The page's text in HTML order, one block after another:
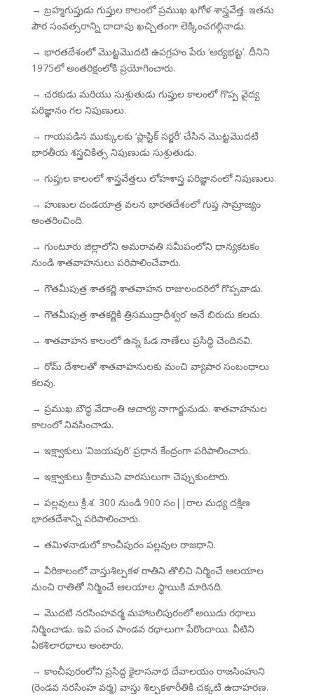
→ బ్రహ్మగుప్తుడు గుప్తుల కాలంలో ప్రముఖ ఖగోళ శాస్త్రవేత్త. ఇతను
పౌర సంవత్సరాన్ని దాదాపు ఖచ్చితంగా లెక్కించగల్గినాడు.
→ భారతదేశంలో మొట్టమొదటి ఉపగ్రహం పేరు ‘ఆర్యభట్ట’. దీనిని
1975లో అంతరిక్షంలోకి ప్రయోగించారు.
→ చరకుడు మరియు సుశ్రుతుడు గుప్తుల కాలంలో గొప్ప వైద్య
పరిజ్ఞానం గల నిపుణులు.
→ గాయపడిన ముక్కులకు ‘ప్లాస్టిక్ సర్జరీ’ చేసిన మొట్టమొదటి
భారతీయ శస్త్రచికిత్స నిపుణుడు సుశ్రుతుడు.
→ గుప్తుల కాలంలో శాస్త్రవేత్తలు లోహశాస్త్ర పరిజ్ఞానంలో నిపుణులు.
→ హుణుల దండయాత్ర వలన భారతదేశంలో గుప్త సామ్రాజ్యం
అంతరించింది.
→ గుంటూరు జిల్లాలోని అమరావతి సమీపంలోని ధాన్యకటకం
నుండి శాతవాహనులు పరిపాలించేవారు.
→ గౌతమీపుత్ర శాతకర్ణి శాతవాహన రాజులందరిలో గొప్పవాడు.
→ గౌతమీపుత్ర శాతకర్ణికి త్రిసముద్రాధీశ్వర’ అనే బిరుదు కలదు.
→ శాతవాహన కాలంలో ఉన్న ఓడ నాణేలు ప్రసిద్ధి చెందినవి.
→ రోమ్ దేశాలతో శాతవాహనులకు మంచి వ్యాపార సంబంధాలు
కలవు.
→ ప్రముఖ బౌద్ధ వేదాంతి ఆచార్య నాగార్జునుడు. శాతవాహనుల
కాలంలో నివసించాడు.
→ ఇక్ష్వాకులు ‘విజయపురి’ ప్రధాన కేంద్రంగా పరిపాలించారు.
→ ఇక్ష్వాకులు శ్రీరాముని వారసులుగా చెప్పుకుంటారు.
→ పల్లవులు క్రీ.శ. 300 నుండి 900 సం||రాల మధ్య దక్షిణ
భారతదేశాన్ని పరిపాలించారు.
→ తమిళనాడులో కాంచీపురం పల్లవుల రాజధాని.
→ వీరికాలంలో వాస్తుశిల్పకళ రాతిని తొలిచి నిర్మించే ఆలయాల
నుంచి రాతితో నిర్మించే ఆలయాల స్థాయికి మారినది.
→ మొదటి నరసింహవర్మ మహాబలిపురంలో అయిదు రథాలు
నిర్మించాడు. ఇవి పంచ పాండవ రథాలుగా పేరొందాయి. వీటిని
ఏకశిలారథాలు అంటారు.
→ కాంచీపురంలోని ప్రసిద్ధ కైలాసనాథ దేవాలయం రాజసింహుని
(రెండవ నరసింహ వర్మ) వాస్తు శిల్పకళారీతికి చక్కటి ఉదాహరణ.